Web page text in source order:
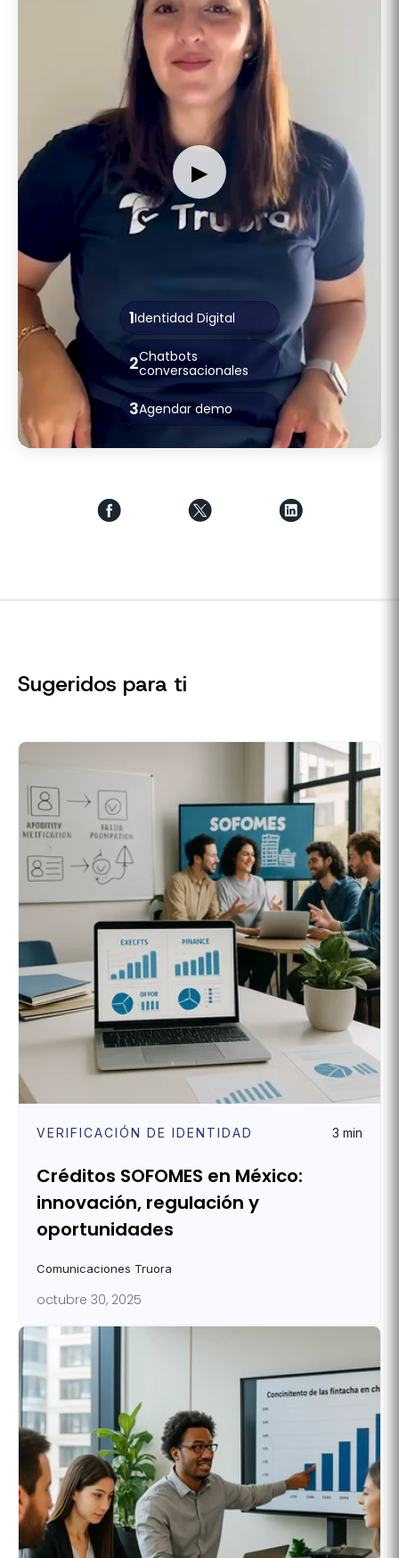
▶
1Identidad Digital
2Chatbots
conversacionales
3Agendar demo
Sugeridos para ti
VERIFICACIÓN DE IDENTIDAD 3 min
Créditos SOFOMES en México:
innovación, regulación y
oportunidades
Comunicaciones Truora
octubre 30, 2025